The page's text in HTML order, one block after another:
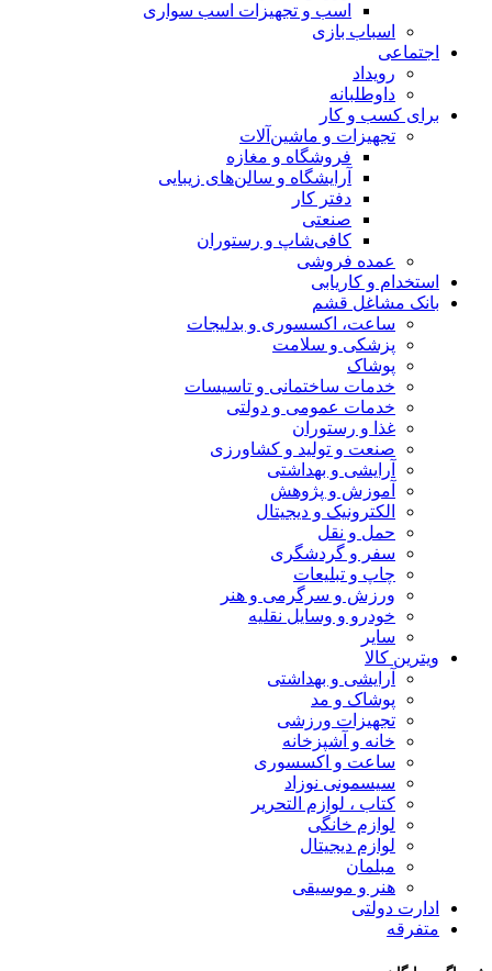
اسب و تجهیزات اسب سواری
اسباب‌ بازی
اجتماعی
رویداد
داوطلبانه
برای کسب و کار
تجهیزات و ماشین‌آلات
فروشگاه و مغازه
آرایشگاه و سالن‌های زیبایی
دفتر کار
صنعتی
کافی‌شاپ و رستوران
عمده فروشی
استخدام و کاریابی
بانک مشاغل قشم
ساعت، اکسسوری و بدلیجات
پزشکی و سلامت
پوشاک
خدمات ساختمانی و تاسیسات
خدمات عمومی و دولتی
غذا و رستوران
صنعت و تولید و کشاورزی
آرایشی و بهداشتی
آموزش و پژوهش
الکترونیک و دیجیتال
حمل و نقل
سفر و گردشگری
چاپ و تبلیعات
ورزش و سرگرمی و هنر
خودرو و وسایل نقلیه
سایر
ویترین کالا
آرایشی و بهداشتی
پوشاک و مد
تجهیزات ورزشی
خانه و آشپزخانه
ساعت و اکسسوری
سیسمونی نوزاد
کتاب ، لوازم التحریر
لوازم خانگی
لوازم دیجیتال
مبلمان
هنر و موسیقی
ادارت دولتی
متفرقه